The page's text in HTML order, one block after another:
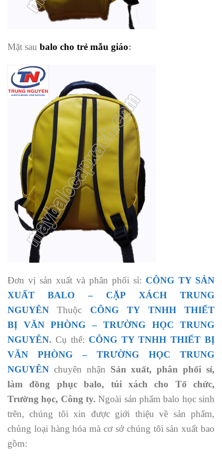
Mặt sau balo cho trẻ mẫu giáo:
Đơn vị sản xuất và phân phối sỉ: CÔNG TY SẢN
XUẤT BALO – CẶP XÁCH TRUNG
NGUYÊN
Thuộc CÔNG TY TNHH THIẾT
BỊ VĂN PHÒNG – TRƯỜNG HỌC TRUNG
NGUYÊN. Cụ thể: CÔNG TY TNHH THIẾT BỊ
VĂN PHÒNG – TRƯỜNG HỌC TRUNG
NGUYÊN chuyên nhận Sản xuất, phân phối sỉ,
làm đồng phục balo, túi xách cho Tổ chức,
Trường học, Công ty. Ngoài sản phẩm balo học sinh
trên, chúng tôi xin được giới thiệu về sản phẩm,
chủng loại hàng hóa mà cơ sở chúng tôi sản xuất bao
gồm: